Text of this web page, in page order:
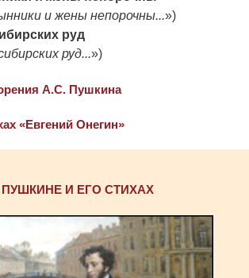
и жены непорочны...»)
руд
руд...»)
А.С. Пушкина
«Евгений Онегин»
И ЕГО СТИХАХ